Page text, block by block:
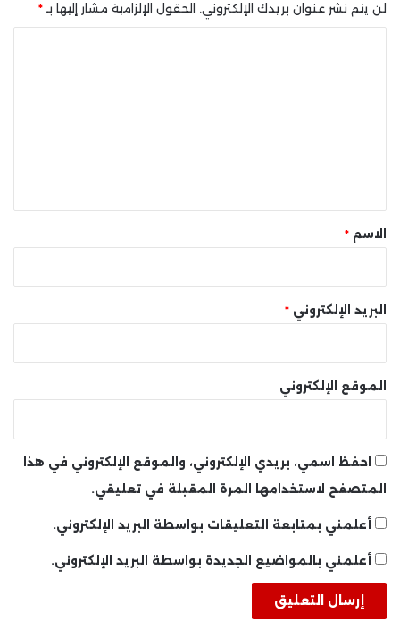
لن يتم نشر عنوان بريدك الإلكتروني. الحقول الإلزامية مشار إليها بـ*
* الاسم *
البريد الإلكتروني *
الموقع الإلكتروني
احفظ اسمي، بريدي الإلكتروني، والموقع الإلكتروني في هذا
المتصفح لاستخدامها المرة المقبلة في تعليقي.
أعلمني بمتابعة التعليقات بواسطة البريد الإلكتروني.
أعلمني بالمواضيع الجديدة بواسطة البريد الإلكتروني.